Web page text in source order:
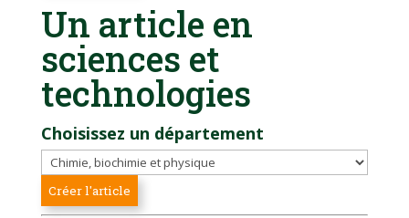
Un article en
sciences et
technologies
Choisissez un département